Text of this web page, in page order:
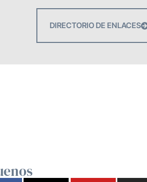
DIRECTORIO DE ENLACES